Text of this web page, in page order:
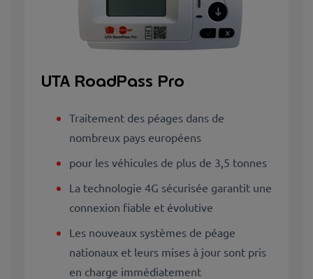
UTA RoadPass Pro
Traitement des péages dans de
nombreux pays européens
pour les véhicules de plus de 3,5 tonnes
La technologie 4G sécurisée garantit une
connexion fiable et évolutive
Les nouveaux systèmes de péage
nationaux et leurs mises à jour sont pris
en charge immédiatement